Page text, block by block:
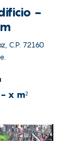
-
C.P. 72160
x m²